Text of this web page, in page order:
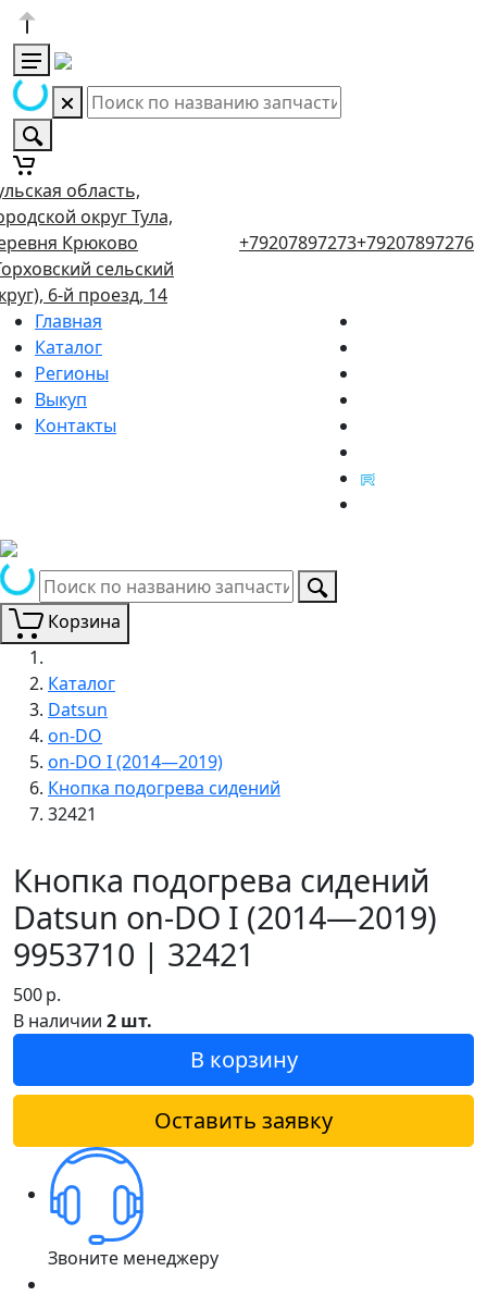
область,
округ Тула,
Крюково
сельский
6-й проезд, 14
+79207897273+79207897276
Главная
Каталог
Регионы
Выкуп
Контакты
Корзина
Каталог
Datsun
on-DO
on-DO I (2014—2019)
Кнопка подогрева сидений
32421
Кнопка подогрева сидений
Datsun on-DO I (2014—2019)
9953710 | 32421
500р.
В наличии 2 шт.
В корзину
Оставить заявку
Звоните менеджеру